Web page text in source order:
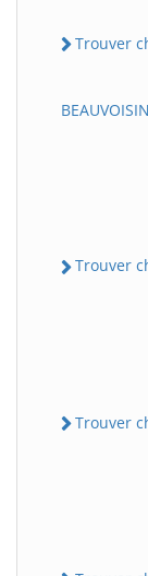
Trouver
BEAUVOISIN
Trouver
Trouver